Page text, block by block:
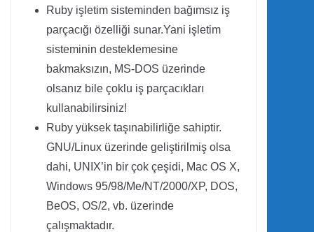
Ruby işletim sisteminden bağımsız iş
parçacığı özelliği sunar.Yani işletim
sisteminin desteklemesine
bakmaksızın, MS-DOS üzerinde
olsanız bile çoklu iş parçacıkları
kullanabilirsiniz!
Ruby yüksek taşınabilirliğe sahiptir.
GNU/Linux üzerinde geliştirilmiş olsa
dahi, UNIX’in bir çok çeşidi, Mac OS X,
Windows 95/98/Me/NT/2000/XP, DOS,
BeOS, OS/2, vb. üzerinde
çalışmaktadır.